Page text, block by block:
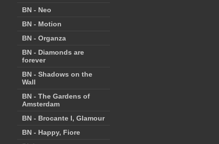
BN - Neo
BN - Motion
BN - Organza
BN - Diamonds are
forever
BN - Shadows on the
Wall
BN - The Gardens of
Amsterdam
BN - Brocante I, Glamour
BN - Happy, Fiore